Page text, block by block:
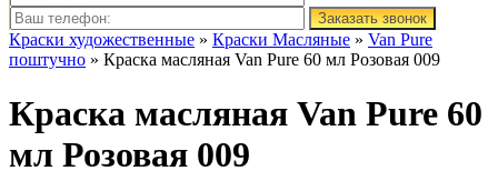
Заказать звонок
Краски художественные » Краски Масляные » Van Pure
поштучно » Краска масляная Van Pure 60 мл Розовая 009
Краска масляная Van Pure 60
мл Розовая 009